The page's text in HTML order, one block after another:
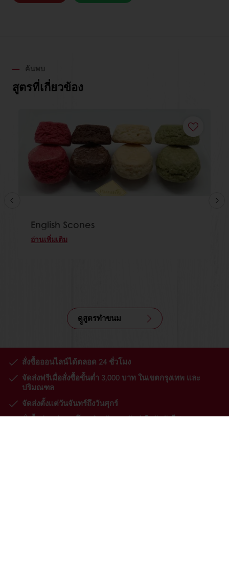
ค้นพบ
สูตรที่เกี่ยวข้อง
English Scones
อ่านเพิ่มเติม
ดููสูตรทำขนม
สั่งซื้อออนไลน์ได้ตลอด 24 ชั่วโมง
จัดส่งฟรีเมื่อสั่งซื้อขั้นต่ำ 3,000 บาท ในเขตกรุงเทพ และ
ปริมณฑล
จัดส่งตั้งแต่วันจันทร์ถึงวันศุกร์
สั่งซื้อก่อนบ่าย 3 โมง สำหรับการจัดส่งในวันถัดไป